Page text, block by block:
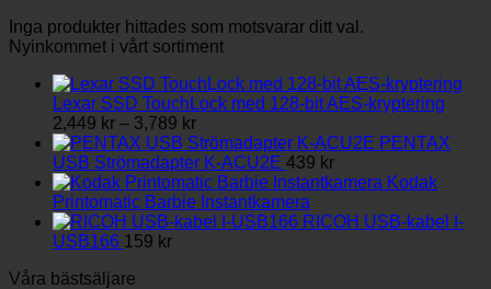
Inga produkter hittades som motsvarar ditt val.
Nyinkommet i vårt sortiment
Lexar SSD TouchLock med 128-bit AES-kryptering
2,449 kr – 3,789 krPrisintervall:
2,449 kr
till
3,789 kr
PENTAX
USB Strömadapter K-ACU2E 439 kr
Kodak
Printomatic Barbie Instantkamera
RICOH USB-kabel I-
USB166 159 kr
Våra bästsäljare